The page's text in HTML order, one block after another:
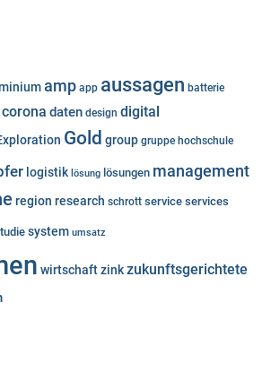
amp app aussagen batterie
corona daten design digital
Gold group gruppe hochschule
logistik lösung lösungen management
region research schrott service services
system umsatz
wirtschaftzinkzukunftsgerichtete